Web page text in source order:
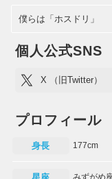
僕らは「ホスドリ」
個人公式SNS
X （旧Twitter）
プロフィール
身長 177cm
みずがめ